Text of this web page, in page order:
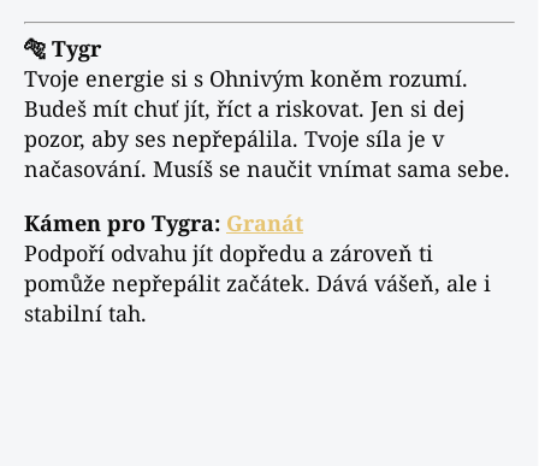
🐅 Tygr
Tvoje energie si s Ohnivým koněm rozumí.
Budeš mít chuť jít, říct a riskovat. Jen si dej
pozor, aby ses nepřepálila. Tvoje síla je v
načasování. Musíš se naučit vnímat sama sebe.
Kámen pro Tygra: Granát
Podpoří odvahu jít dopředu a zároveň ti
pomůže nepřepálit začátek. Dává vášeň, ale i
stabilní tah.